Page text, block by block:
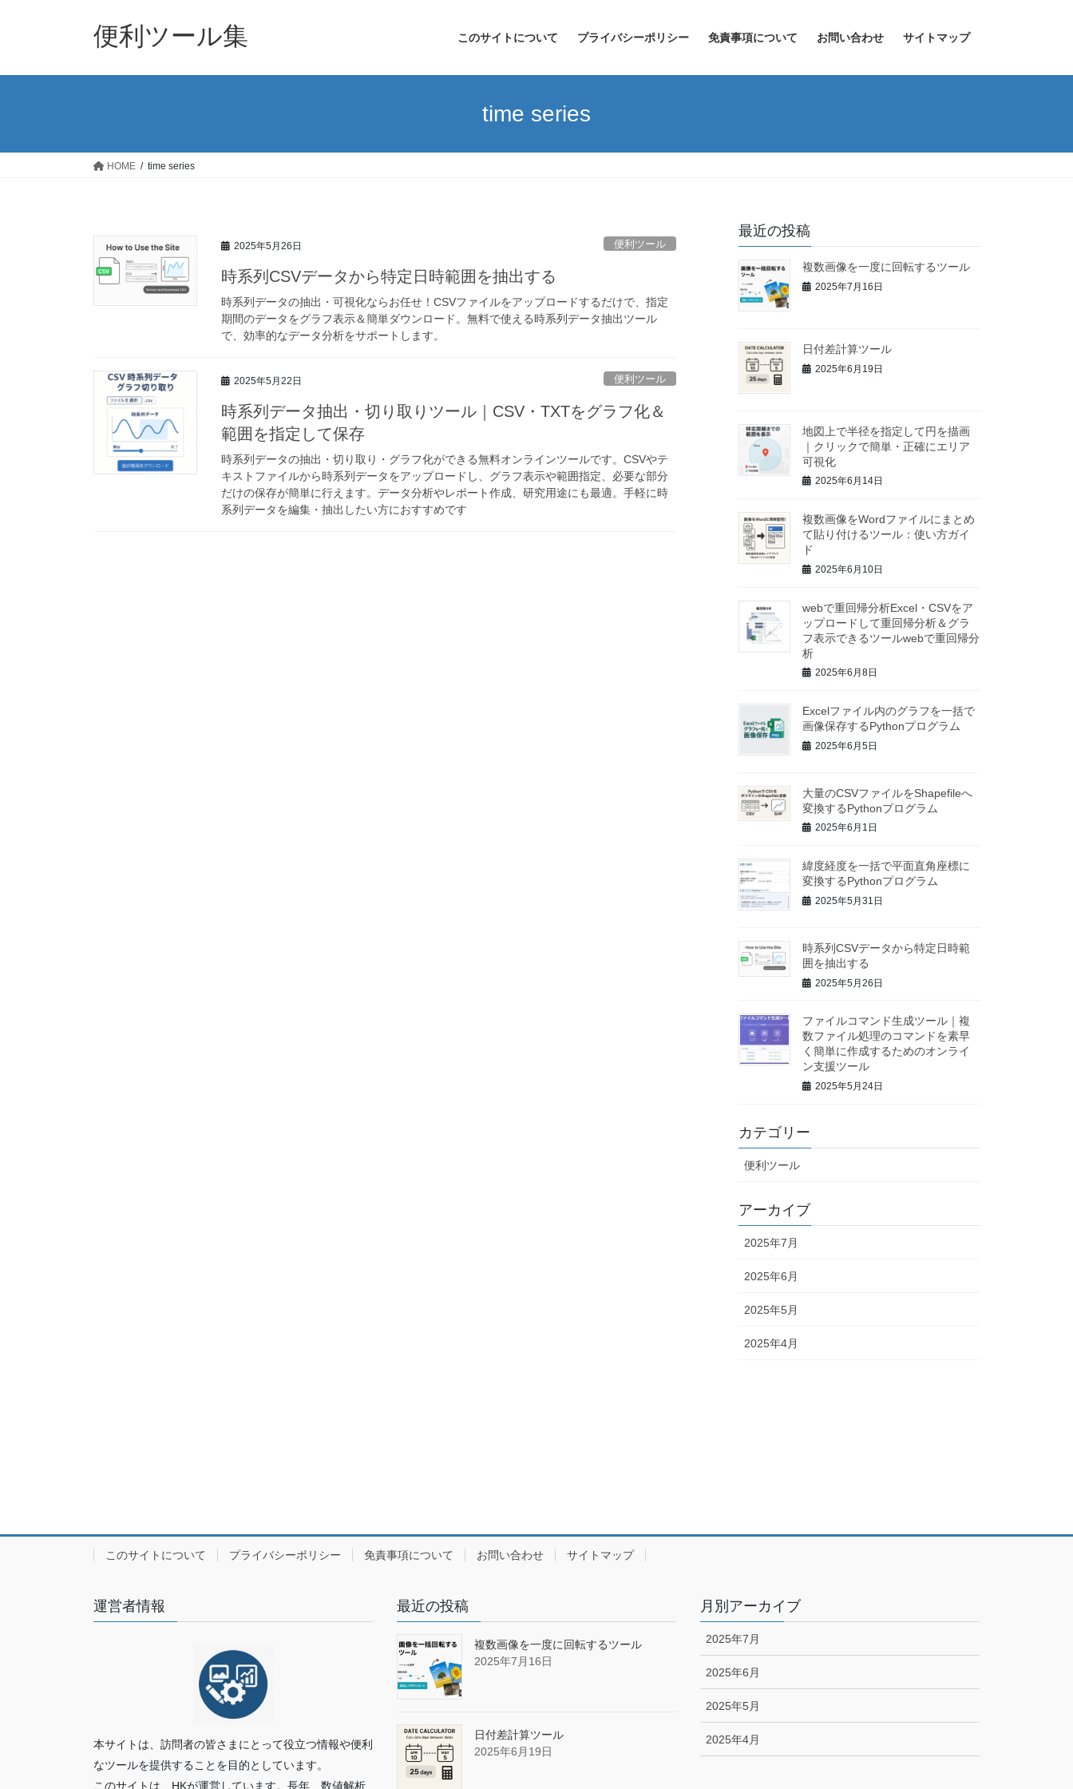
便利ツール集 このサイトについて プライバシーポリシー 免責事項について お問い合わせ サイトマップ
time series
HOME time series
2025年5月26日 便利ツール
時系列CSVデータから特定日時範囲を抽出する
時系列データの抽出・可視化ならお任せ！CSVファイルをアップロードするだけで、指定
期間のデータをグラフ表示＆簡単ダウンロード。無料で使える時系列データ抽出ツール
で、効率的なデータ分析をサポートします。
2025年5月22日 便利ツール
時系列データ抽出・切り取りツール｜CSV・TXTをグラフ化＆
範囲を指定して保存
時系列データの抽出・切り取り・グラフ化ができる無料オンラインツールです。CSVやテ
キストファイルから時系列データをアップロードし、グラフ表示や範囲指定、必要な部分
だけの保存が簡単に行えます。データ分析やレポート作成、研究用途にも最適。手軽に時
系列データを編集・抽出したい方におすすめです
最近の投稿
複数画像を一度に回転するツール
2025年7月16日
日付差計算ツール
2025年6月19日
地図上で半径を指定して円を描画
｜クリックで簡単・正確にエリア
可視化
2025年6月14日
複数画像をWordファイルにまとめ
て貼り付けるツール：使い方ガイ
ド
2025年6月10日
webで重回帰分析Excel・CSVをア
ップロードして重回帰分析＆グラ
フ表示できるツールwebで重回帰分
析
2025年6月8日
Excelファイル内のグラフを一括で
画像保存するPythonプログラム
2025年6月5日
大量のCSVファイルをShapefileへ
変換するPythonプログラム
2025年6月1日
緯度経度を一括で平面直角座標に
変換するPythonプログラム
2025年5月31日
時系列CSVデータから特定日時範
囲を抽出する
2025年5月26日
ファイルコマンド生成ツール｜複
数ファイル処理のコマンドを素早
く簡単に作成するためのオンライ
ン支援ツール
2025年5月24日
カテゴリー
便利ツール
アーカイブ
2025年7月
2025年6月
2025年5月
2025年4月
このサイトについて プライバシーポリシー 免責事項について お問い合わせ サイトマップ
運営者情報
本サイトは、訪問者の皆さまにとって役立つ情報や便利
なツールを提供することを目的としています。
このサイトは、HKが運営しています。長年、数値解析
最近の投稿
複数画像を一度に回転するツール
2025年7月16日
日付差計算ツール
2025年6月19日
月別アーカイブ
2025年7月
2025年6月
2025年5月
2025年4月